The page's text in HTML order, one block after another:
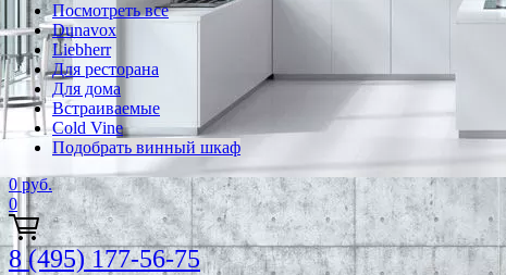
Посмотреть все
Dunavox
Liebherr
Для ресторана
Для дома
Встраиваемые
Cold Vine
Подобрать винный шкаф
0 руб.
0
8 (495) 177-56-75